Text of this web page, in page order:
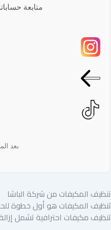
متابعة
بعد
تنظيف المكيفات من شركة الباشا
تنظيف المكيفات هو أول خطوة
تنظيف مكيفات احترافية تشمل إزالة